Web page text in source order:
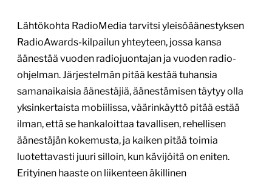
Lähtökohta RadioMedia tarvitsi yleisöäänestyksen
RadioAwards-kilpailun yhteyteen, jossa kansa
äänestää vuoden radiojuontajan ja vuoden radio-
ohjelman. Järjestelmän pitää kestää tuhansia
samanaikaisia äänestäjiä, äänestämisen täytyy olla
yksinkertaista mobiilissa, väärinkäyttö pitää estää
ilman, että se hankaloittaa tavallisen, rehellisen
äänestäjän kokemusta, ja kaiken pitää toimia
luotettavasti juuri silloin, kun kävijöitä on eniten.
Erityinen haaste on liikenteen äkillinen